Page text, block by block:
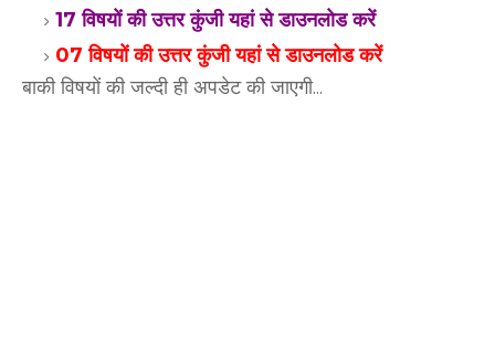
17 विषयों की उत्तर कुंजी यहां से डाउनलोड करें
07 विषयों की उत्तर कुंजी यहां से डाउनलोड करें
बाकी विषयों की जल्दी ही अपडेट की जाएगी...